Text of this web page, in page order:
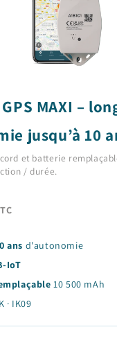
MAXI –
jusqu’à 10
et batterie
/ durée.
ans d'autonomie
IoT
10 500 mAh
· IK09